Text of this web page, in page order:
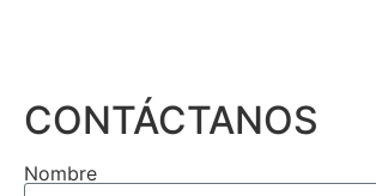
CONTÁCTANOS
Nombre